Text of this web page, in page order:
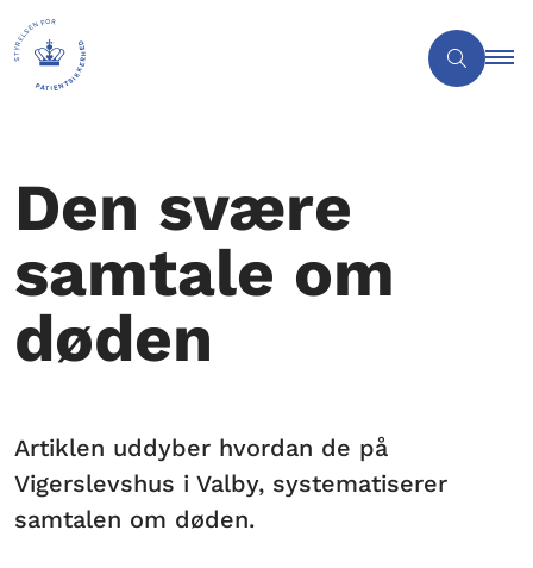
Den svære
samtale om
døden
Artiklen uddyber hvordan de på
Vigerslevshus i Valby, systematiserer
samtalen om døden.